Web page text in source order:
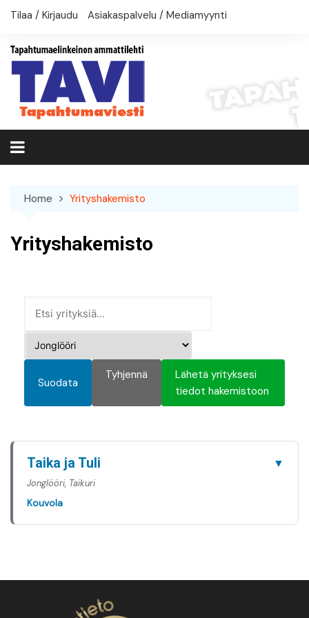
Skip
Tilaa / Kirjaudu Asiakaspalvelu / Mediamyynti
Home Yrityshakemisto
Yrityshakemisto
Suodata
Tyhjennä
Lähetä yrityksesi
tiedot hakemistoon
Taika ja Tuli ▼
Jonglööri, Taikuri
Kouvola